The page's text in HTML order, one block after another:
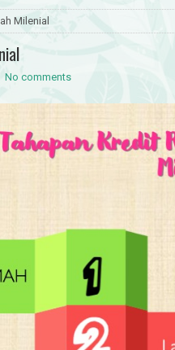
Milenial
No comments